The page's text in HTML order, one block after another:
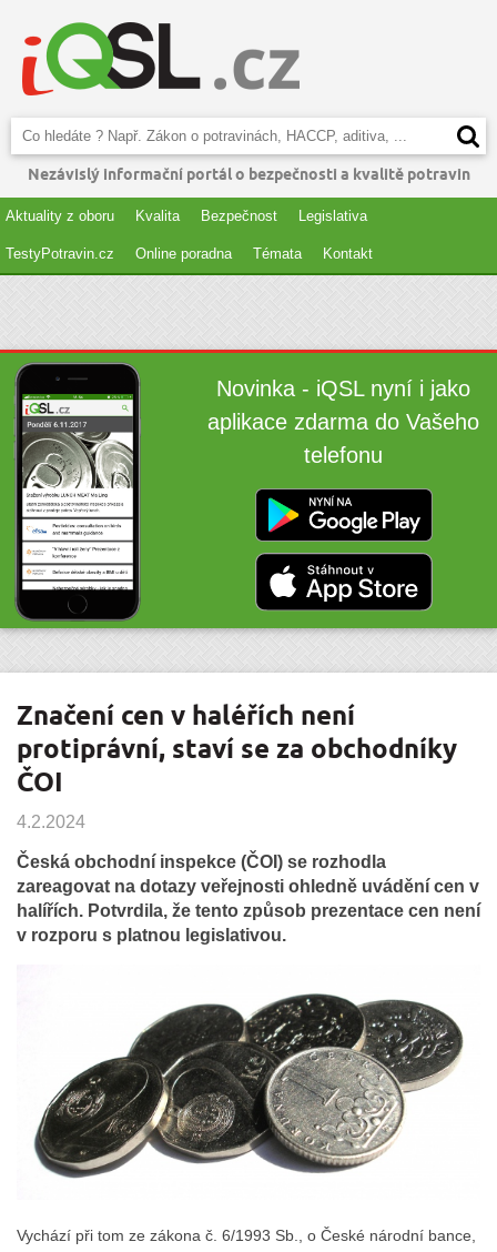
Nezávislý informační portál o bezpečnosti a kvalitě potravin
Aktuality z oboru Kvalita Bezpečnost Legislativa
TestyPotravin.cz Online poradna Témata Kontakt
Novinka - iQSL nyní i jako
aplikace zdarma do Vašeho
telefonu
Značení cen v haléřích není
protiprávní, staví se za obchodníky
ČOI
4.2.2024
Česká obchodní inspekce (ČOI) se rozhodla
zareagovat na dotazy veřejnosti ohledně uvádění cen v
halířích. Potvrdila, že tento způsob prezentace cen není
v rozporu s platnou legislativou.
Vychází při tom ze zákona č. 6/1993 Sb., o České národní bance,